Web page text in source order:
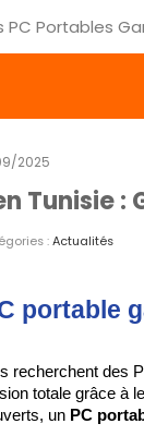
PC Portables
2025
Tunisie :
:Actualités
portable
des
totale grâce à
un PC